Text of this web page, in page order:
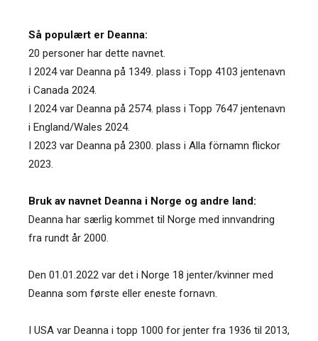
Så populært er Deanna:
20 personer har dette navnet.
I 2024 var Deanna på 1349. plass i Topp 4103 jentenavn
i Canada 2024.
I 2024 var Deanna på 2574. plass i Topp 7647 jentenavn
i England/Wales 2024.
I 2023 var Deanna på 2300. plass i Alla förnamn flickor
2023.
Bruk av navnet Deanna i Norge og andre land:
Deanna har særlig kommet til Norge med innvandring
fra rundt år 2000.
Den 01.01.2022 var det i Norge 18 jenter/kvinner med
Deanna som første eller eneste fornavn.
I USA var Deanna i topp 1000 for jenter fra 1936 til 2013,